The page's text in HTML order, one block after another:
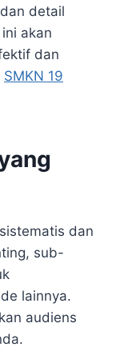
detail
akan
dan
SMKN 19
dan
sub-
lainnya.
audiens